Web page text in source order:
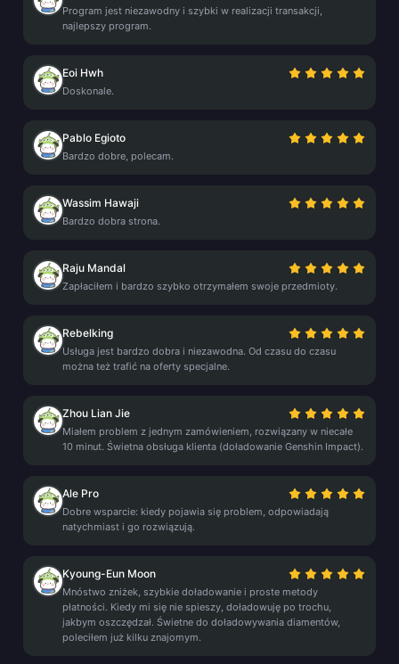
Program jest niezawodny i szybki w realizacji transakcji,
najlepszy program.
Eoi Hwh
Doskonale.
Pablo Egioto
Bardzo dobre, polecam.
Wassim Hawaji
Bardzo dobra strona.
Raju Mandal
Zapłaciłem i bardzo szybko otrzymałem swoje przedmioty.
Rebelking
Usługa jest bardzo dobra i niezawodna. Od czasu do czasu
można też trafić na oferty specjalne.
Zhou Lian Jie
Miałem problem z jednym zamówieniem, rozwiązany w niecałe
10 minut. Świetna obsługa klienta (doładowanie Genshin Impact).
Ale Pro
Dobre wsparcie: kiedy pojawia się problem, odpowiadają
natychmiast i go rozwiązują.
Kyoung-Eun Moon
Mnóstwo zniżek, szybkie doładowanie i proste metody
płatności. Kiedy mi się nie spieszy, doładowuję po trochu,
jakbym oszczędzał. Świetne do doładowywania diamentów,
poleciłem już kilku znajomym.